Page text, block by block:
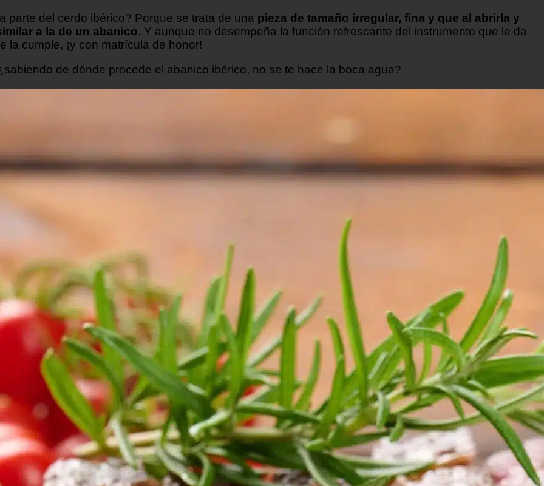
del cerdo ibérico? Porque se trata de una pieza de tamaño irregular, fina y que al abrirla y
a la de un abanico. Y aunque no desempeña la función refrescante del instrumento que le da
la cumple, ¡y con matrícula de honor!
de dónde procede el abanico ibérico, no se te hace la boca agua?